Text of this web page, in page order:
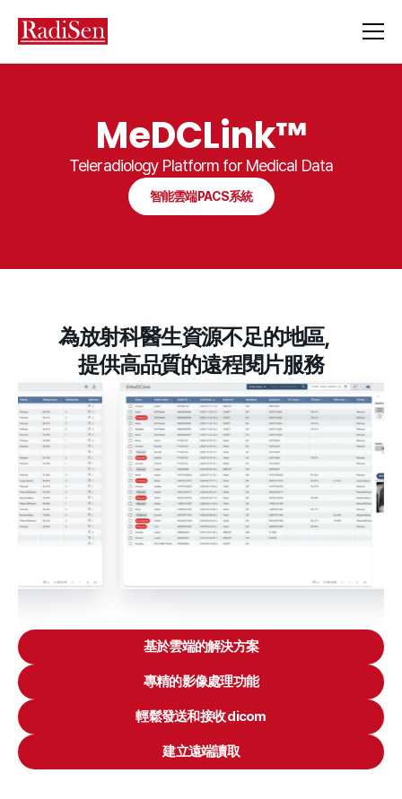
MeDCLink™
Teleradiology Platform for Medical Data
智能雲端PACS系統
為放射科醫生資源不足的地區，
提供高品質的遠程閱片服務
基於雲端的解決方案
專精的影像處理功能
輕鬆發送和接收 dicom
建立遠端讀取